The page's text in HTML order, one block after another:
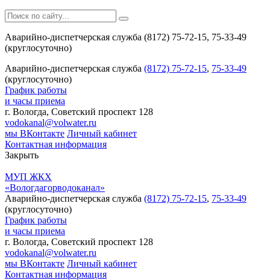
Аварийно-диспетчерская служба (8172) 75-72-15, 75-33-49
(круглосуточно)
Аварийно-диспетчерская служба (8172) 75-72-15, 75-33-49
(круглосуточно)
График работы
и часы приема
г. Вологда, Советский проспект 128
vodokanal@volwater.ru
мы ВКонтакте Личный кабинет
Контактная информация
Закрыть
МУП ЖКХ
«Вологдагорводоканал»
Аварийно-диспетчерская служба (8172) 75-72-15, 75-33-49
(круглосуточно)
График работы
и часы приема
г. Вологда, Советский проспект 128
vodokanal@volwater.ru
мы ВКонтакте Личный кабинет
Контактная информация